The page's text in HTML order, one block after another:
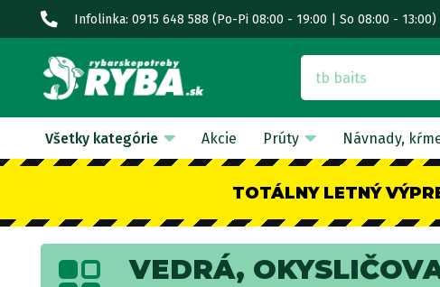
Infolinka: 0915 648 588 (Po-Pi 08:00 - 19:00 | So 08:00 - 13:00)
Všetky kategórie Akcie Prúty Návnady,
TOTÁLNY LETNÝ
VEDRÁ,